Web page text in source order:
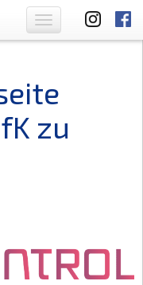
Toggle
navigation
zu